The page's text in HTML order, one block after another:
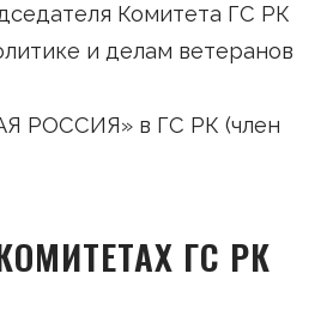
Комитета ГС РК
и делам ветеранов
РОССИЯ» в ГС РК (член
ГС РК